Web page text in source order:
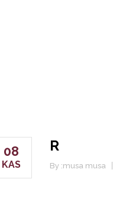
08
KAS
R
By :musa musa